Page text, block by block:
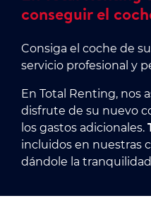
conseguir el
Consiga el coche de
servicio profesional y
En Total Renting, nos
disfrute de su nuevo
los gastos adicionales.
incluidos en nuestras
dándole la